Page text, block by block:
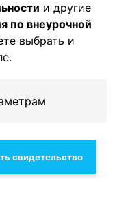
и другие
по внеурочной
выбрать и
свидетельство